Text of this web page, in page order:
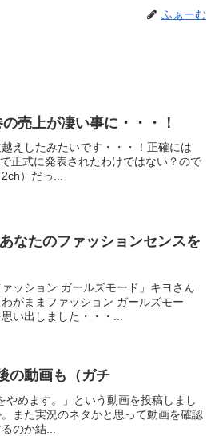
ふぁーむ
売上が凄い事に・・・！
えしたみたいです・・・！正確には
正式に発表されたわけではない？ので
）だっ...
なたのファッションセンスを
ッション ガールズモード」キヨさん
がままファッション ガールズモー
い出しました・・・...
の動画も（ガチ
めます。」という動画を投稿しまし
また実況のネタかと思って動画を確認
のか結...